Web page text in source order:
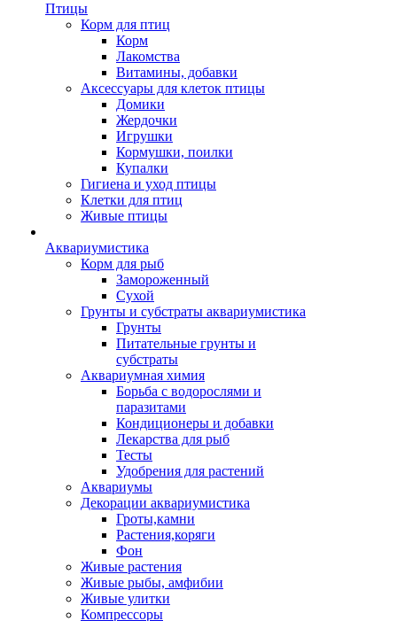
Птицы
Корм для птиц
Корм
Лакомства
Витамины, добавки
Аксессуары для клеток птицы
Домики
Жердочки
Игрушки
Кормушки, поилки
Купалки
Гигиена и уход птицы
Клетки для птиц
Живые птицы
Аквариумистика
Корм для рыб
Замороженный
Сухой
Грунты и субстраты аквариумистика
Грунты
Питательные грунты и
субстраты
Аквариумная химия
Борьба с водорослями и
паразитами
Кондиционеры и добавки
Лекарства для рыб
Тесты
Удобрения для растений
Аквариумы
Декорации аквариумистика
Гроты,камни
Растения,коряги
Фон
Живые растения
Живые рыбы, амфибии
Живые улитки
Компрессоры